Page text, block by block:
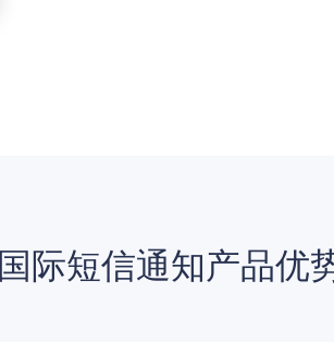
国际短信通知产品优